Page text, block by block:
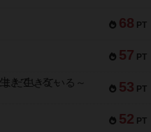
68 PT
57 PT
53 PT
だ生きている～
52 PT